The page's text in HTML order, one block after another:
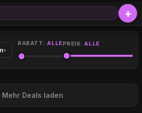
▾
RABATT:ALLEPREIS:ALLE
Mehr Deals laden